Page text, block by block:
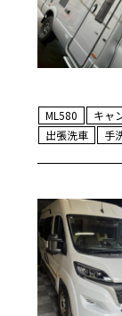
ML580 キャ
出張洗車
手